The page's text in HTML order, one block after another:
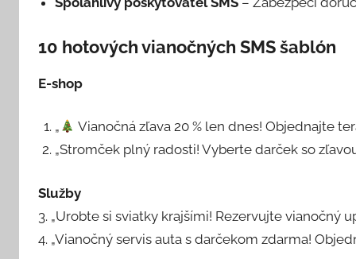
10 hotových vianočných SMS šablón
E-shop
„ Vianočná zľava 20 % len dnes! Objednajte
„Stromček plný radosti! Vyberte darček so
Služby
3. „Urobte si sviatky krajšími! Rezervujte vianočný
4. „Vianočný servis auta s darčekom zdarma!